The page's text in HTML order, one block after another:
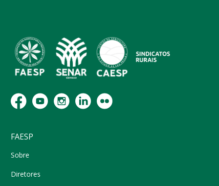
FAESP
Sobre
Diretores